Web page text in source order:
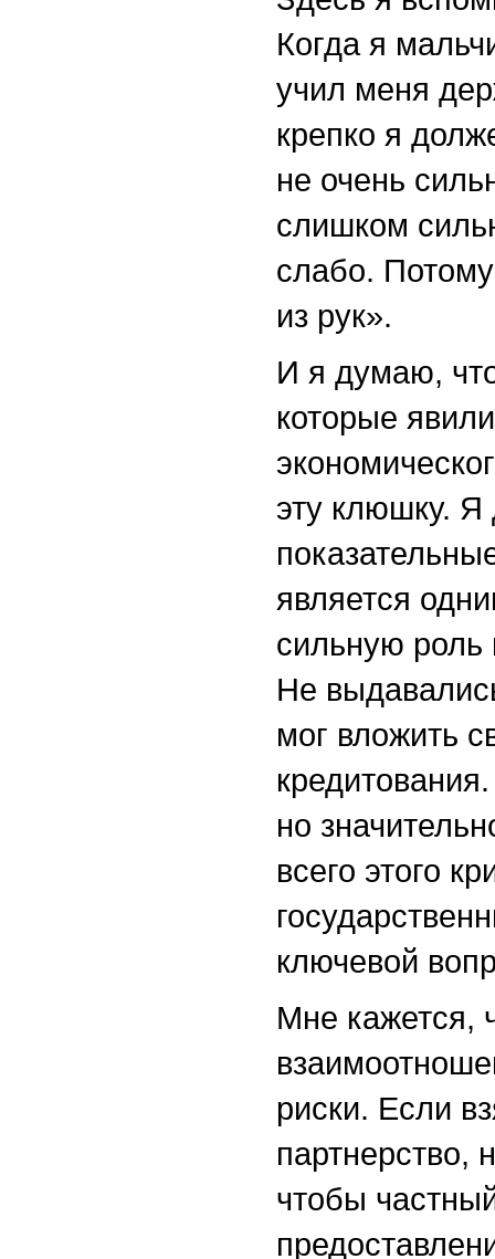
Когда я
учил меня
крепко я
не очень
слишком
слабо.
из рук».
И я думаю,
которые
эту клюшку. Я
является
сильную роль
Не
мог вложить
но
всего этого
ключевой
Мне кажется,
риски. Если
партнерство,
чтобы